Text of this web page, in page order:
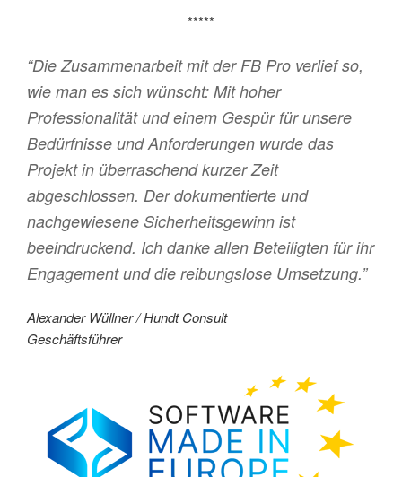
*****
“Die Zusammenarbeit mit der FB Pro verlief so,
wie man es sich wünscht: Mit hoher
Professionalität und einem Gespür für unsere
Bedürfnisse und Anforderungen wurde das
Projekt in überraschend kurzer Zeit
abgeschlossen. Der dokumentierte und
nachgewiesene Sicherheitsgewinn ist
beeindruckend. Ich danke allen Beteiligten für ihr
Engagement und die reibungslose Umsetzung.”
Alexander Wüllner / Hundt Consult
Geschäftsführer